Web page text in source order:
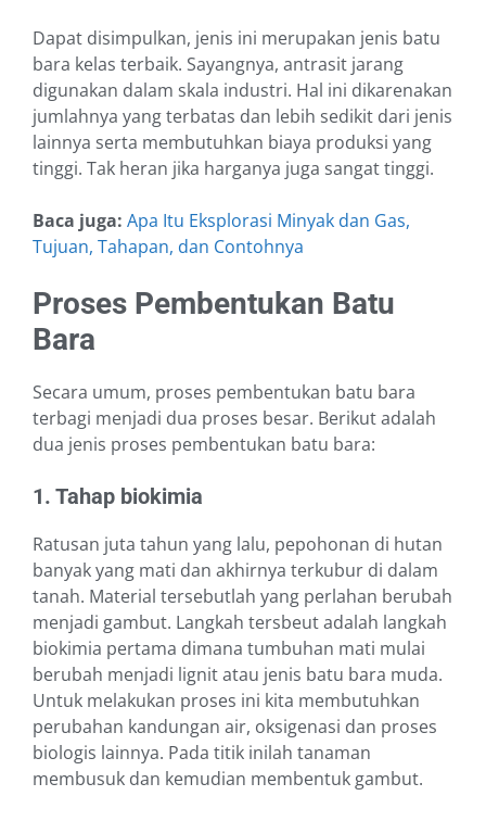
Dapat disimpulkan, jenis ini merupakan jenis batu
bara kelas terbaik. Sayangnya, antrasit jarang
digunakan dalam skala industri. Hal ini dikarenakan
jumlahnya yang terbatas dan lebih sedikit dari jenis
lainnya serta membutuhkan biaya produksi yang
tinggi. Tak heran jika harganya juga sangat tinggi.
Baca juga: Apa Itu Eksplorasi Minyak dan Gas,
Tujuan, Tahapan, dan Contohnya
Proses Pembentukan Batu
Bara
Secara umum, proses pembentukan batu bara
terbagi menjadi dua proses besar. Berikut adalah
dua jenis proses pembentukan batu bara:
1. Tahap biokimia
Ratusan juta tahun yang lalu, pepohonan di hutan
banyak yang mati dan akhirnya terkubur di dalam
tanah. Material tersebutlah yang perlahan berubah
menjadi gambut. Langkah tersbeut adalah langkah
biokimia pertama dimana tumbuhan mati mulai
berubah menjadi lignit atau jenis batu bara muda.
Untuk melakukan proses ini kita membutuhkan
perubahan kandungan air, oksigenasi dan proses
biologis lainnya. Pada titik inilah tanaman
membusuk dan kemudian membentuk gambut.